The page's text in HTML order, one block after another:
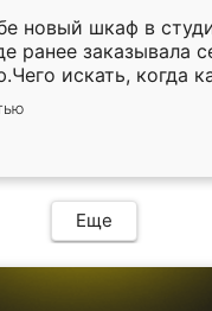
новый шкаф в
ранее заказывала
искать, когда
Служит кухня
нет.
Еще